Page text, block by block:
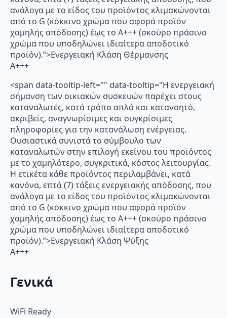
ανάλογα με το είδος του προϊόντος κλιμακώνονται
από το G (κόκκινο χρώμα που αφορά προϊόν
χαμηλής απόδοσης) έως το Α+++ (σκούρο πράσινο
χρώμα που υποδηλώνει ιδιαίτερα αποδοτικό
προϊόν).”>Ενεργειακή Κλάση Θέρμανσης
A+++
<span data-tooltip-left="" data-tooltip="Η ενεργειακή
σήμανση των οικιακών συσκευών παρέχει στους
καταναλωτές, κατά τρόπο απλό και κατανοητό,
ακριβείς, αναγνωρίσιμες και συγκρίσιμες
πληροφορίες για την κατανάλωση ενέργειας.
Ουσιαστικά συνιστά το σύμβουλο των
καταναλωτών στην επιλογή εκείνου του προϊόντος
με το χαμηλότερο, συγκριτικά, κόστος λειτουργίας.
Η ετικέτα κάθε προϊόντος περιλαμβάνει, κατά
κανόνα, επτά (7) τάξεις ενεργειακής απόδοσης, που
ανάλογα με το είδος του προϊόντος κλιμακώνονται
από το G (κόκκινο χρώμα που αφορά προϊόν
χαμηλής απόδοσης) έως το Α+++ (σκούρο πράσινο
χρώμα που υποδηλώνει ιδιαίτερα αποδοτικό
προϊόν).”>Ενεργειακή Κλάση Ψύξης
A+++
Γενικά
WiFi Ready